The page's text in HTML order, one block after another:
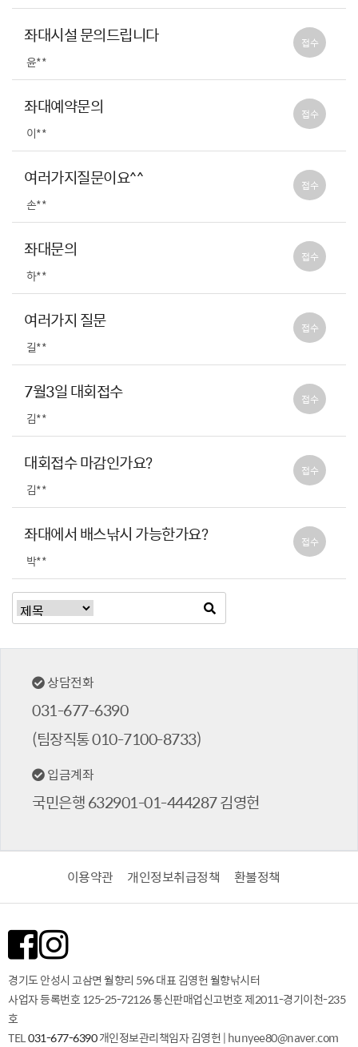
좌대시설 문의드립니다 접수
윤**
좌대예약문의 접수
이**
여러가지질문이요^^ 접수
손**
좌대문의 접수
하**
여러가지 질문 접수
길**
7월3일 대회접수 접수
김**
대회접수 마감인가요? 접수
김**
좌대에서 배스낚시 가능한가요? 접수
박**
상담전화
031-677-6390
(팀장직통 010-7100-8733)
입금계좌
국민은행 632901-01-444287 김영헌
이용약관 개인정보취급정책 환불정책
경기도 안성시 고삼면 월향리 596 대표 김영헌 월향낚시터
사업자 등록번호 125-25-72126통신판매업신고번호 제2011-경기이천-235
호
TEL031-677-6390개인정보관리책임자 김영헌 | hunyee80@naver.com